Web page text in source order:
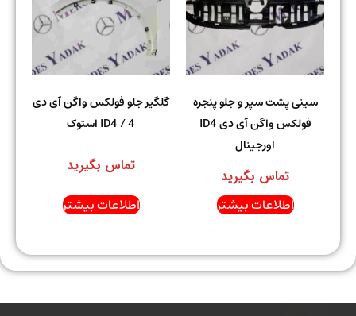
سینی پشت سپر و جلو پنجره
فولکس واگن آی دی ID4
اورجینال
تماس بگیرید
اطلاعات بیشتر
گلگیر جلو فولکس واگن آی دی
تماس بگیرید
اطلاعات بیشتر